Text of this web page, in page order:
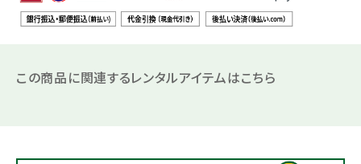
この商品に関連するレンタルアイテムはこちら